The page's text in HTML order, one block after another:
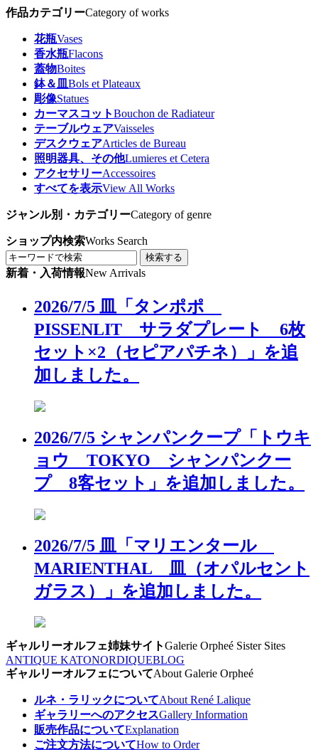
作品カテゴリーCategory of works
花瓶Vases
香水瓶Flacons
蓋物Boites
鉢＆皿 Bols et Plateaux
彫像Statues
カーマスコットBouchon de Radiateur
テーブルウェアVaisseles
デスクウェアArticles de Bureau
照明器具、その他Lumieres et Cetera
アクセサリーAccessoires
すべてを表示View All Works
ジャンル別・カテゴリーCategory of genre
ショップ内検索Works Search
検索する
新着・入荷情報New Arrivals
2026/7/5 皿「タンポポ
PISSENLIT サラダプレート 6枚
セット×2（セピアパチネ）」を追
加しました。
2026/7/5 シャンパンクープ「トウキ
ョウ TOKYO シャンパンクー
プ 8客セット」を追加しました。
2026/7/5 皿「マリエンタール
MARIENTHAL 皿（オパルセント
ガラス）」を追加しました。
ギャルリーオルフェ姉妹サイトGalerie Orpheé Sister Sites
ANTIQUE KATONORDIQUEBLOG
ギャルリーオルフェについてAbout Galerie Orpheé
ルネ・ラリックについてAbout René Lalique
ギャラリーへのアクセスGallery Information
販売作品についてExplanation
ご注文方法についてHow to Order